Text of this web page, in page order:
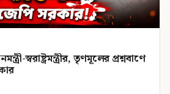
স্বরাষ্ট্রমন্ত্রীর, তৃণমূলের প্রশ্নবাণে